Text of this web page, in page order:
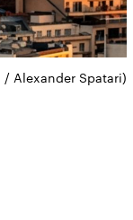
Alexander Spatari)